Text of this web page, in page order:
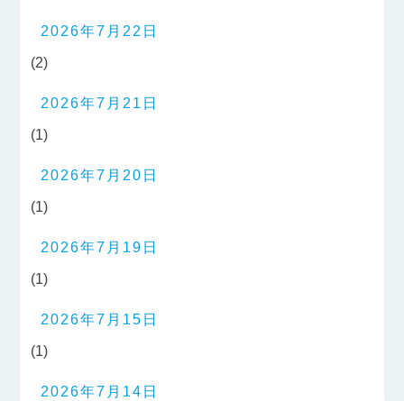
2026年7月22日
(2)
2026年7月21日
(1)
2026年7月20日
(1)
2026年7月19日
(1)
2026年7月15日
(1)
2026年7月14日